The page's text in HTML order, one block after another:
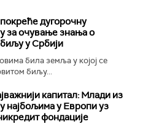
дугорочну
за очување знања о
у Србији
била земља у којој се
биљу...
капитал: Млади из
најбољима у Европи уз
фондације